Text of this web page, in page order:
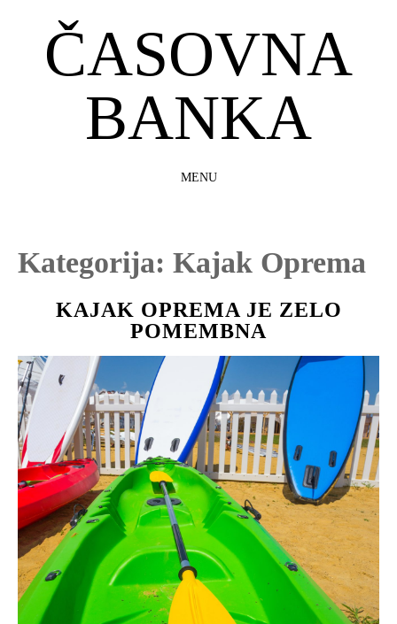
ČASOVNA
BANKA
MENU
CONTENT
Kategorija: Kajak Oprema
KAJAK OPREMA JE ZELO
POMEMBNA